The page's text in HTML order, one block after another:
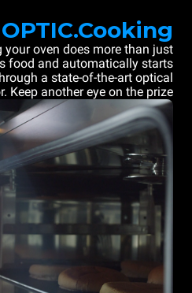
OPTIC.Cooking
your oven does more than just
food and automatically starts
a state-of-the-art optical
Keep another eye on the prize.